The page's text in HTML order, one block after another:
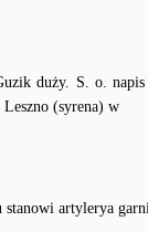
duży. S. o.
Leszno (syrena) w
stanowi artylerya